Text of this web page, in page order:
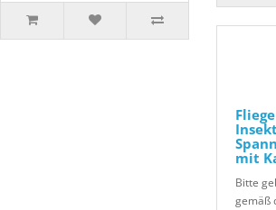
mit
Bitte
gemäß